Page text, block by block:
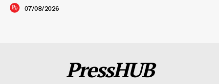
07/08/2026
PressHUB